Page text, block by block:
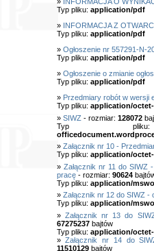
Typ pliku: application/pdf
» INFORMACJA Z
Typ pliku: application/pdf
» Ogłoszenie nr 557291-N-
Typ pliku: application/pdf
» Ogłoszenie o zmianie
Typ pliku: application/pdf
» Przedmiary robót w wersji
Typ pliku: application/
» SIWZ - rozmiar: 128072
Typ
» Załącznik nr 10 -
Typ pliku: application/
» Załącznik nr 11 do SIWZ
pracę- rozmiar: 90624
Typ pliku: application/
» Załącznik nr 12 do SIWZ -
Typ pliku: application/
» Załącznik nr 13 do
67275237bajtów
Typ pliku: application/
»Załącznik nr 14 do
11510129bajtów